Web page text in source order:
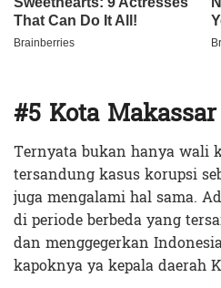
#5 Kota Makassar
Ternyata bukan hanya wali
tersandung kasus korupsi
juga mengalami hal sama.
di periode berbeda yang
dan menggegerkan
kapoknya ya kepala daerah